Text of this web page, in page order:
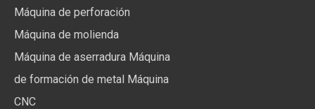
Máquina de perforación
Máquina de molienda
Máquina de aserradura Máquina
de formación de metal Máquina
CNC